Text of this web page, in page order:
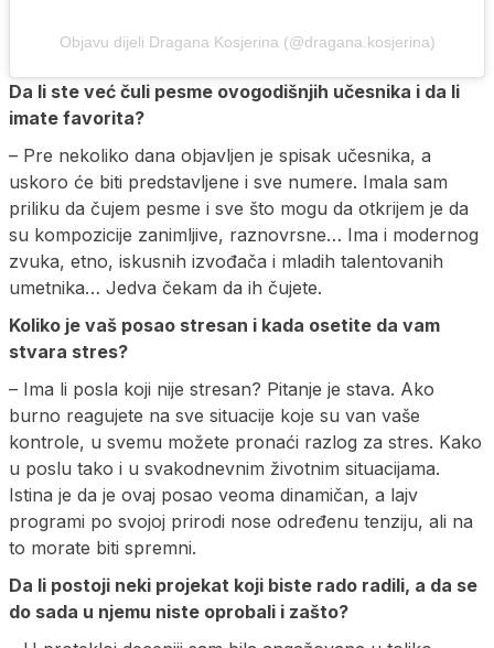
Objavu dijeli Dragana Kosjerina (@dragana.kosjerina)
Da li ste već čuli pesme ovogodišnjih učesnika i da li
imate favorita?
– Pre nekoliko dana objavljen je spisak učesnika, a
uskoro će biti predstavljene i sve numere. Imala sam
priliku da čujem pesme i sve što mogu da otkrijem je da
su kompozicije zanimljive, raznovrsne… Ima i modernog
zvuka, etno, iskusnih izvođača i mladih talentovanih
umetnika… Jedva čekam da ih čujete.
Koliko je vaš posao stresan i kada osetite da vam
stvara stres?
– Ima li posla koji nije stresan? Pitanje je stava. Ako
burno reagujete na sve situacije koje su van vaše
kontrole, u svemu možete pronaći razlog za stres. Kako
u poslu tako i u svakodnevnim životnim situacijama.
Istina je da je ovaj posao veoma dinamičan, a lajv
programi po svojoj prirodi nose određenu tenziju, ali na
to morate biti spremni.
Da li postoji neki projekat koji biste rado radili, a da se
do sada u njemu niste oprobali i zašto?